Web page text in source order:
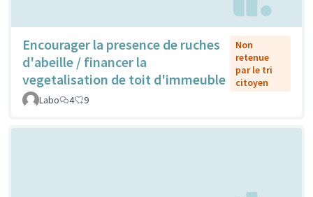
Encourager la presence de ruches
d'abeille / financer la
vegetalisation de toit d'immeuble
Non
retenue
par le tri
citoyen
Labo
4 9